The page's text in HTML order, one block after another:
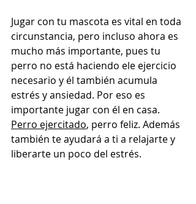
Jugar con tu mascota es vital en toda
circunstancia, pero incluso ahora es
mucho más importante, pues tu
perro no está haciendo ele ejercicio
necesario y él también acumula
estrés y ansiedad. Por eso es
importante jugar con él en casa.
Perro ejercitado, perro feliz. Además
también te ayudará a ti a relajarte y
liberarte un poco del estrés.